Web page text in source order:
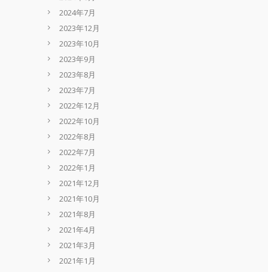
2024年7月
2023年12月
2023年10月
2023年9月
2023年8月
2023年7月
2022年12月
2022年10月
2022年8月
2022年7月
2022年1月
2021年12月
2021年10月
2021年8月
2021年4月
2021年3月
2021年1月